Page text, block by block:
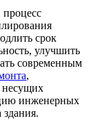
срок
улучшить
современным
,
несущих
инженерных